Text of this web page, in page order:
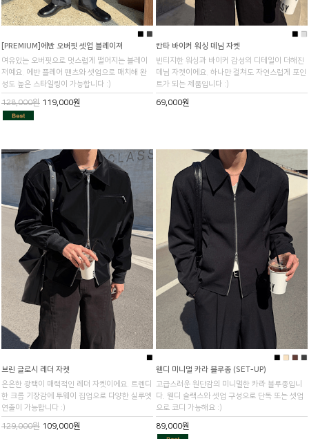
[PREMIUM]에반 오버핏 셋업 블레이져
여유있는 오버핏으로 멋스럽게 떨어지는 블레이
저예요. 에반 플레어 팬츠와 셋업으로 매치해 완
성도 높은 스타일링이 가능합니다 :)
128,000원 119,000원
칸타 바이커 워싱 데님 자켓
빈티지한 워싱과 바이커 감성의 디테일이 더해진
데님 자켓이에요. 하나만 걸쳐도 자연스럽게 포인
트가 되는 제품입니다 :)
69,000원
■
브린 글로시 레더 자켓
은은한 광택이 매력적인 레더 자켓이에요. 트렌디
한 크롭 기장감에 투웨이 집업으로 다양한 실루엣
연출이 가능합니다 :)
129,000원 109,000원
■ ■ ■ ■
웬디 미니멀 카라 블루종 (SET-UP)
고급스러운 원단감의 미니멀한 카라 블루종입니
다. 웬디 슬랙스와 셋업 구성으로 단독 또는 셋업
으로 코디 가능해요 :)
89,000원